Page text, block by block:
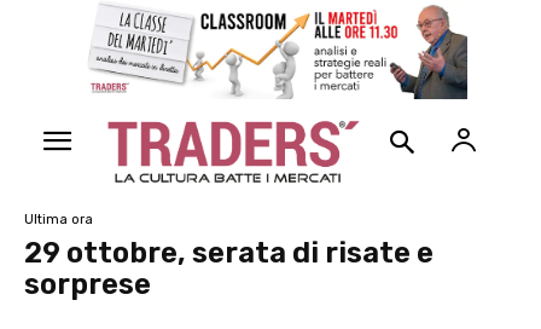
Ultima ora
29 ottobre, serata di risate e
sorprese